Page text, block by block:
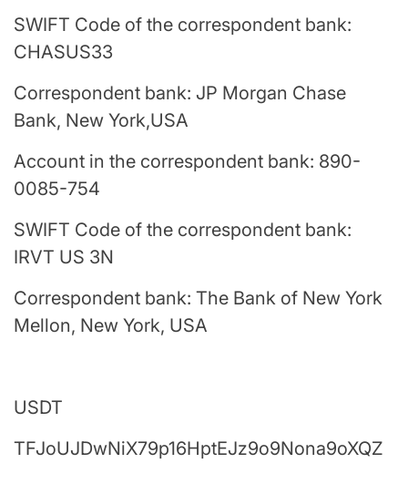
SWIFT Code of the correspondent bank:
CHASUS33
Correspondent bank: JP Morgan Chase
Bank, New York,USA
Account in the correspondent bank: 890-
0085-754
SWIFT Code of the correspondent bank:
IRVT US 3N
Correspondent bank: The Bank of New York
Mellon, New York, USA
USDT
TFJoUJDwNiX79p16HptEJz9o9Nona9oXQZ